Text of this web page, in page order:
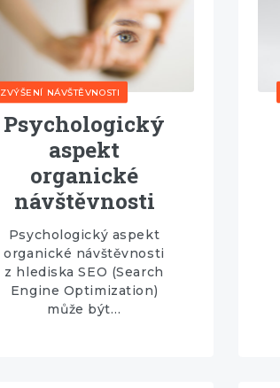
ZVÝŠENÍ NÁVŠTĚVNOSTI
Psychologický
aspekt
organické
návštěvnosti
Psychologický aspekt
organické návštěvnosti
z hlediska SEO (Search
Engine Optimization)
může být…